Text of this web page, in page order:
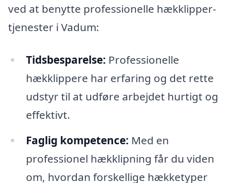
ved at benytte professionelle hækklipper-
tjenester i Vadum:
Tidsbesparelse: Professionelle
hækklippere har erfaring og det rette
udstyr til at udføre arbejdet hurtigt og
effektivt.
Faglig kompetence: Med en
professionel hækklipning får du viden
om, hvordan forskellige hækketyper